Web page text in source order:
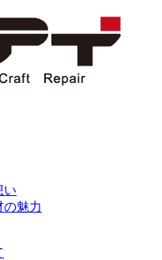
い
の魅力